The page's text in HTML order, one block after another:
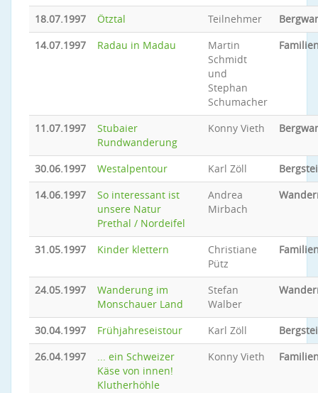
18.07.1997 Ötztal Teilnehmer
14.07.1997
Radau in Madau
Martin
Schmidt
und
Stephan
Schumacher
11.07.1997
Stubaier
Rundwanderung
Konny Vieth
30.06.1997 Westalpentour Karl Zöll
14.06.1997
So interessant ist
unsere Natur
Prethal / Nordeifel
Andrea
Mirbach
31.05.1997 Kinder klettern
Christiane
Pütz
24.05.1997
Wanderung im
Monschauer Land
Stefan
Walber
30.04.1997 Frühjahreseistour Karl Zöll
26.04.1997
... ein Schweizer
Käse von innen!
Klutherhöhle
Konny Vieth